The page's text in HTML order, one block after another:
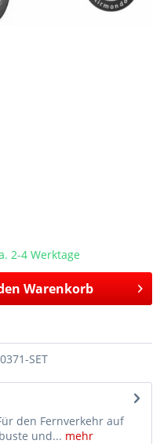
2-4 Werktage
Warenkorb
SET
den Fernverkehr auf
und... mehr